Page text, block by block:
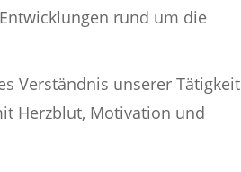
rund um die
Verständnis unserer Tätigkeit
Herzblut, Motivation und